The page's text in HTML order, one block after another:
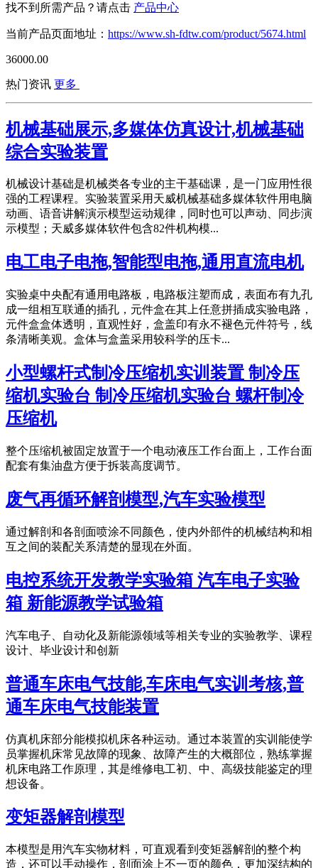
找不到所需产品？请点击 产品中心
当前产品页面地址： https://www.sh-fdtw.com/product/5674.html
36000.00
热门资讯 更多
机械基础展示,多媒体仿真设计,机械基础
综合实验装置
机械设计基础是机械类各专业的主干基础课，是一门应用性很
强的工程课程。实验装置采用天威机械基础多媒体软件用电脑
动画、语音讲解演示模型运动规律，同时也可以声动、同步演
示模型；天威多媒体软件包含82件机构模...
电工电子电拖,智能型电拖,通用直流电机
实验桌中央配有通用电路板，电路板注塑而成，表面布有九孔
成一组相互联通的插孔，元件盒在其上任意拼插成实验电路，
元件盒盒体透明，直观性好，盒盖印有永不褪色元件符号，线
条清晰美观。盒体与盒盖采用较科学的压卡...
小型螺杆式制冷压缩机实训装置 制冷压
缩机实验台 制冷压缩机实验台 螺杆制冷
压缩机
整个压缩机被固定放置于一个电动液压工作台面上，工作台面
配套有集油盘方便于拆装高度调节。
废气再循环解剖模型,汽车实验模型
通过解剖和各剖面喷涂不同颜色，使内外部件的机械结构和相
互之间的装配关系清楚的显现在外面。
电控系统开发教学实验箱 汽车电子实验
箱 新能源教学试验箱
汽车电子、自动化及新能源领域等相关专业的实验教学、课程
设计、毕业设计和创新
普通车床电气技能,车床电气实训考核,普
通车床电气技能装置
仿真机床部分能模拟机床各种运动。通过本装置的实训能使学
员掌握机床常见故障的现象、故障产生的大概部位，熟练掌握
机床电路工作原理，其是维修电工初、中、高级技能鉴定的理
想设备。
变矩器解剖模型
本模型是用汽车实物材料，可直观看到变矩器解剖的整个构
造，还可以手动操作，剖面涂上不一页的颜色，更加深结构的